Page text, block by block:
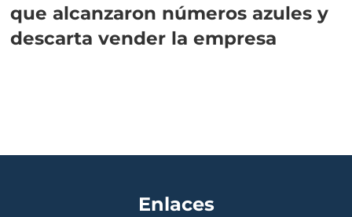
que alcanzaron números azules y
descarta vender la empresa
Enlaces